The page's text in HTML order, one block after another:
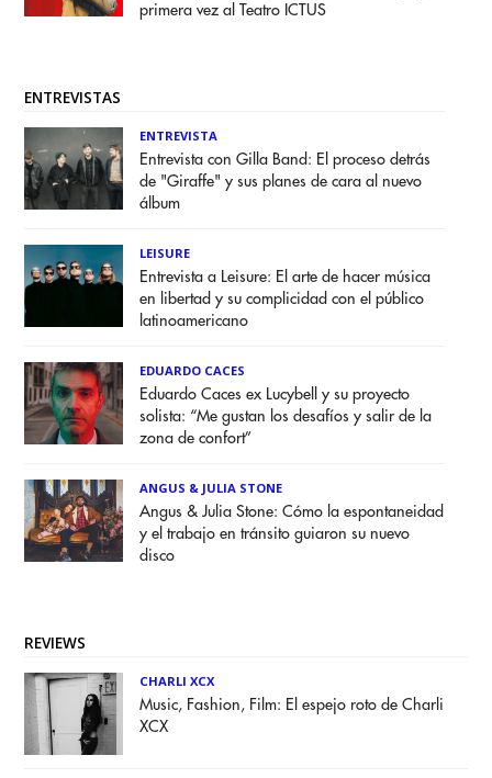
primera vez al Teatro ICTUS
ENTREVISTAS
ENTREVISTA
Entrevista con Gilla Band: El proceso detrás
de "Giraffe" y sus planes de cara al nuevo
álbum
LEISURE
Entrevista a Leisure: El arte de hacer música
en libertad y su complicidad con el público
latinoamericano
EDUARDO CACES
Eduardo Caces ex Lucybell y su proyecto
solista: “Me gustan los desafíos y salir de la
zona de confort”
ANGUS & JULIA STONE
Angus & Julia Stone: Cómo la espontaneidad
y el trabajo en tránsito guiaron su nuevo
disco
REVIEWS
CHARLI XCX
Music, Fashion, Film: El espejo roto de Charli
XCX